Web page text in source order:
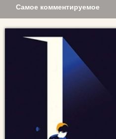
Самое комментируемое